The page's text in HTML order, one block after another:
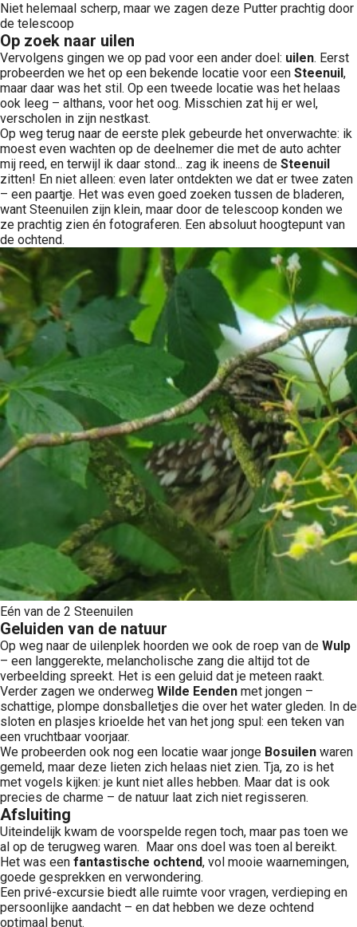
Niet helemaal scherp, maar we zagen deze Putter prachtig door
de telescoop
Op zoek naar uilen
Vervolgens gingen we op pad voor een ander doel: uilen. Eerst
probeerden we het op een bekende locatie voor een Steenuil,
maar daar was het stil. Op een tweede locatie was het helaas
ook leeg – althans, voor het oog. Misschien zat hij er wel,
verscholen in zijn nestkast.
Op weg terug naar de eerste plek gebeurde het onverwachte: ik
moest even wachten op de deelnemer die met de auto achter
mij reed, en terwijl ik daar stond... zag ik ineens de Steenuil
zitten! En niet alleen: even later ontdekten we dat er twee zaten
– een paartje. Het was even goed zoeken tussen de bladeren,
want Steenuilen zijn klein, maar door de telescoop konden we
ze prachtig zien én fotograferen. Een absoluut hoogtepunt van
de ochtend.
Eén van de 2 Steenuilen
Geluiden van de natuur
Op weg naar de uilenplek hoorden we ook de roep van de Wulp
– een langgerekte, melancholische zang die altijd tot de
verbeelding spreekt. Het is een geluid dat je meteen raakt.
Verder zagen we onderweg Wilde Eenden met jongen –
schattige, plompe donsballetjes die over het water gleden. In de
sloten en plasjes krioelde het van het jong spul: een teken van
een vruchtbaar voorjaar.
We probeerden ook nog een locatie waar jonge Bosuilen waren
gemeld, maar deze lieten zich helaas niet zien. Tja, zo is het
met vogels kijken: je kunt niet alles hebben. Maar dat is ook
precies de charme – de natuur laat zich niet regisseren.
Afsluiting
Uiteindelijk kwam de voorspelde regen toch, maar pas toen we
al op de terugweg waren. Maar ons doel was toen al bereikt.
Het was een fantastische ochtend, vol mooie waarnemingen,
goede gesprekken en verwondering.
Een privé-excursie biedt alle ruimte voor vragen, verdieping en
persoonlijke aandacht – en dat hebben we deze ochtend
optimaal benut.